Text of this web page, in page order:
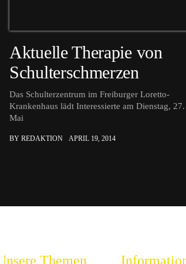
Aktuelle Therapie von
Schulterschmerzen
Das Schulterzentrum im Freiburger Loretto-
Krankenhaus lädt Interessierte am Dienstag, 27.
Mai
BY REDAKTION APRIL 19, 2014
Themen